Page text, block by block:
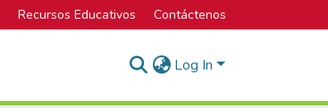
Recursos Educativos Contáctenos
Log In